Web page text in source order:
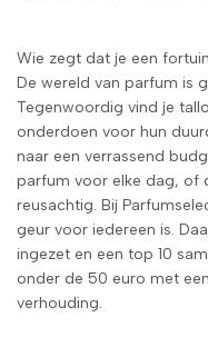
Wie zegt dat je een
De wereld van parfum is
Tegenwoordig vind je
onderdoen voor hun
naar een verrassend
parfum voor elke dag, of
reusachtig. Bij
geur voor iedereen is.
ingezet en een top 10
onder de 50 euro met
verhouding.